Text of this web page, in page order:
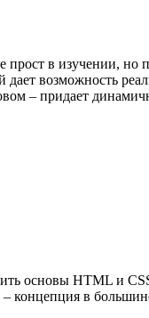
в изучении, но
возможность
– придает
основы HTML и
концепция в